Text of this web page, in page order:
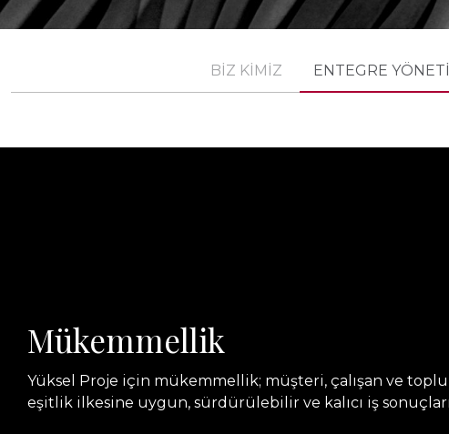
BİZ KİMİZ ENTEGRE
Mükemmellik
Yüksel Proje için mükemmellik; müşteri, çalışan ve
eşitlik ilkesine uygun, sürdürülebilir ve kalıcı iş